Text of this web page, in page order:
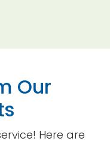
Our
Here are